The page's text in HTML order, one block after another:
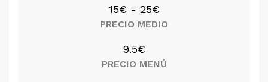
15€ - 25€
PRECIO MEDIO
9.5€
PRECIO MENÚ